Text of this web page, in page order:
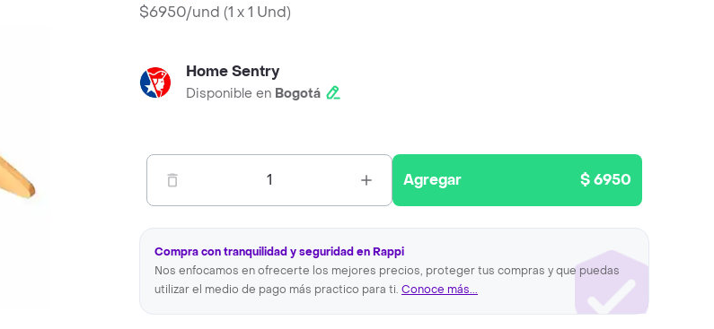
$6950/und (1 x 1 Und)
Home Sentry
Disponible en Bogotá
1 Agregar $ 6950
Compra con tranquilidad y seguridad en Rappi
Nos enfocamos en ofrecerte los mejores precios, proteger tus compras y que puedas
utilizar el medio de pago más practico para ti. Conoce más...